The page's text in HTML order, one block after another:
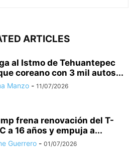
ARTICLES
al Istmo de Tehuantepec
coreano con 3 mil autos...
Manzo - 11/07/2026
frena renovación del T-
a 16 años y empuja a...
Guerrero - 01/07/2026